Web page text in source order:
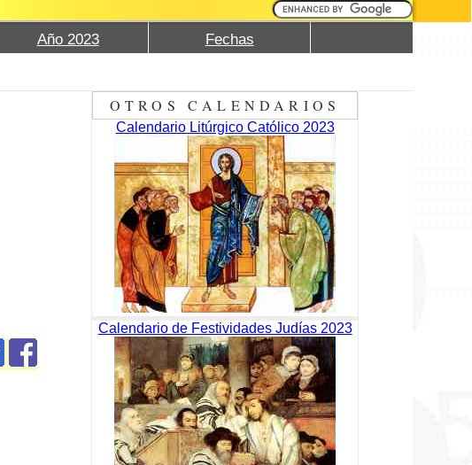
Año 2023 Fechas
OTROS CALENDARIOS
Calendario Litúrgico Católico 2023
Calendario de Festividades Judías 2023